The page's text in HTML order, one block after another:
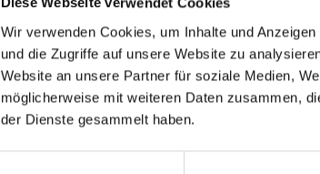
Wir verwenden Cookies, um Inhalte und
und die Zugriffe auf unsere Website zu
Website an unsere Partner für soziale Medien,
möglicherweise mit weiteren Daten zusammen,
der Dienste gesammelt haben.